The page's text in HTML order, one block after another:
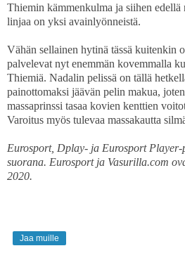
Thiemin kämmenkulma ja siihen
linjaa on yksi avainlyönneistä.
Vähän sellainen hytinä tässä kuitenkin
palvelevat nyt enemmän kovemmalla
Thiemiä. Nadalin pelissä on tällä
painottomaksi jäävän pelin makua,
massaprinssi tasaa kovien kenttien
Varoitus myös tulevaa massakautta
Eurosport, Dplay- ja Eurosport
suorana. Eurosport ja Vasurilla.com
2020.
Jaa muille